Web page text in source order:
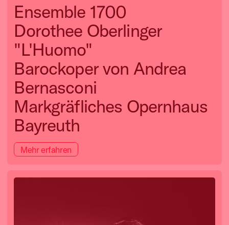
Ensemble 1700
Dorothee Oberlinger
"L'Huomo"
Barockoper von Andrea
Bernasconi
Markgräfliches Opernhaus
Bayreuth
Mehr erfahren